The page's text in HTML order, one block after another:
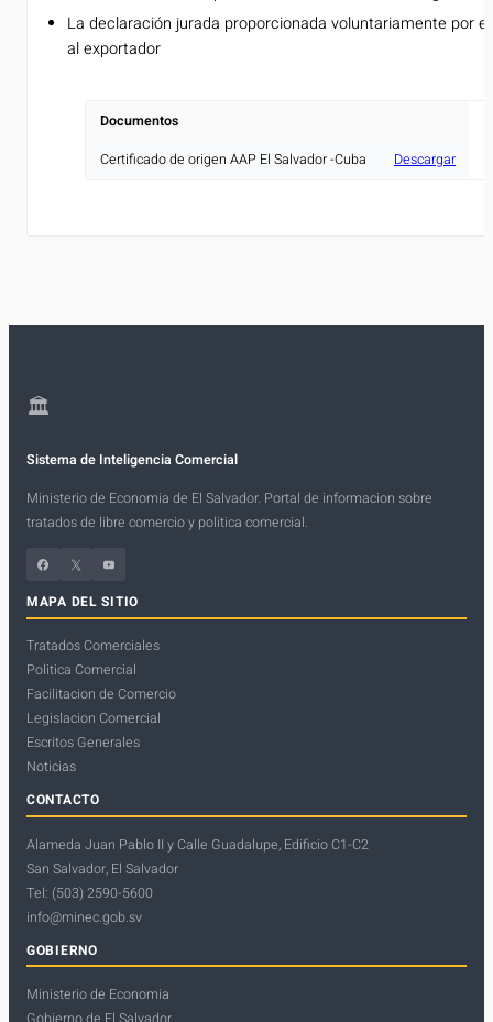
La declaración jurada proporcionada voluntariamente por
al exportador
Documentos
Certificado de origen AAP El Salvador -Cuba
Descargar
🏛
Sistema de Inteligencia Comercial
Ministerio de Economia de El Salvador. Portal de informacion sobre
tratados de libre comercio y politica comercial.
Facebook X
YouTube
MAPA DEL SITIO
Tratados Comerciales
Politica Comercial
Facilitacion de Comercio
Legislacion Comercial
Escritos Generales
Noticias
CONTACTO
Alameda Juan Pablo II y Calle Guadalupe, Edificio C1-C2
San Salvador, El Salvador
Tel: (503) 2590-5600
info@minec.gob.sv
GOBIERNO
Ministerio de Economia